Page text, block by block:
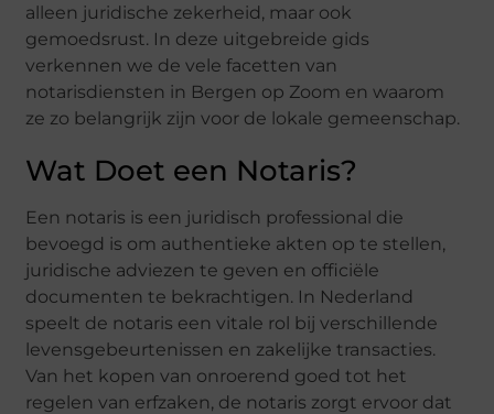
alleen juridische zekerheid, maar ook
gemoedsrust. In deze uitgebreide gids
verkennen we de vele facetten van
notarisdiensten in Bergen op Zoom en waarom
ze zo belangrijk zijn voor de lokale gemeenschap.
Wat Doet een Notaris?
Een notaris is een juridisch professional die
bevoegd is om authentieke akten op te stellen,
juridische adviezen te geven en officiële
documenten te bekrachtigen. In Nederland
speelt de notaris een vitale rol bij verschillende
levensgebeurtenissen en zakelijke transacties.
Van het kopen van onroerend goed tot het
regelen van erfzaken, de notaris zorgt ervoor dat